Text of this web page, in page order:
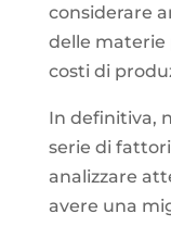
considerare
delle materie
costi di
In definitiva,
serie di
analizzare
avere una